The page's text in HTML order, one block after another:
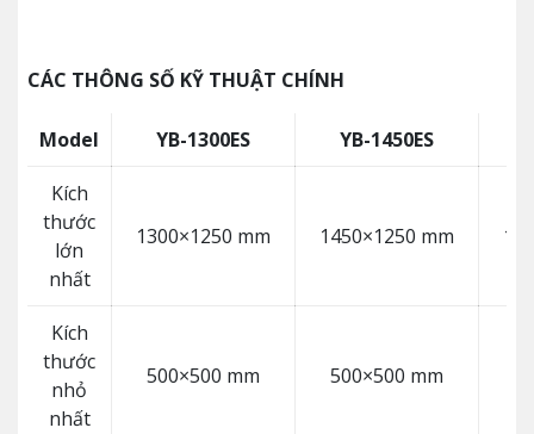
CÁC THÔNG SỐ KỸ THUẬT CHÍNH
Model YB-1300ES YB-1450ES
Kích
thước
lớn
nhất
1300×1250 mm 1450×1250 mm
Kích
thước
nhỏ
nhất
500×500 mm 500×500 mm